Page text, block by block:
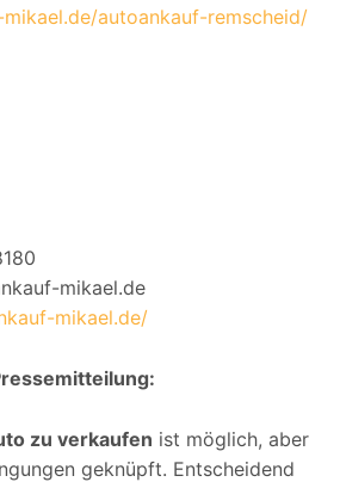
autoankauf-remscheid/
mikael.de
mikael.de/
zu verkaufen ist möglich, aber
geknüpft. Entscheidend